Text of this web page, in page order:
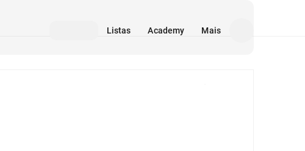
Listas Academy Mais